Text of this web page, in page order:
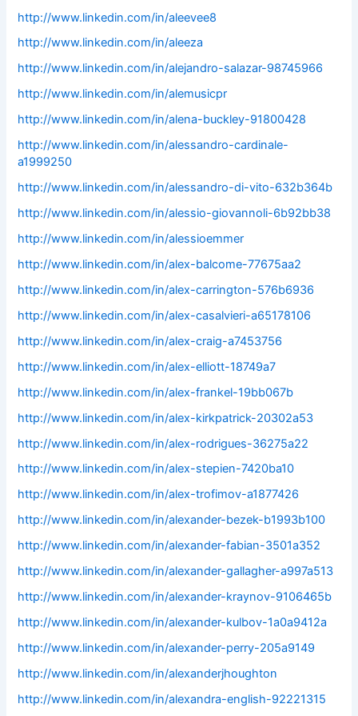
http://www.linkedin.com/in/aleevee8
http://www.linkedin.com/in/aleeza
http://www.linkedin.com/in/alejandro-salazar-98745966
http://www.linkedin.com/in/alemusicpr
http://www.linkedin.com/in/alena-buckley-91800428
http://www.linkedin.com/in/alessandro-cardinale-
a1999250
http://www.linkedin.com/in/alessandro-di-vito-632b364b
http://www.linkedin.com/in/alessio-giovannoli-6b92bb38
http://www.linkedin.com/in/alessioemmer
http://www.linkedin.com/in/alex-balcome-77675aa2
http://www.linkedin.com/in/alex-carrington-576b6936
http://www.linkedin.com/in/alex-casalvieri-a65178106
http://www.linkedin.com/in/alex-craig-a7453756
http://www.linkedin.com/in/alex-elliott-18749a7
http://www.linkedin.com/in/alex-frankel-19bb067b
http://www.linkedin.com/in/alex-kirkpatrick-20302a53
http://www.linkedin.com/in/alex-rodrigues-36275a22
http://www.linkedin.com/in/alex-stepien-7420ba10
http://www.linkedin.com/in/alex-trofimov-a1877426
http://www.linkedin.com/in/alexander-bezek-b1993b100
http://www.linkedin.com/in/alexander-fabian-3501a352
http://www.linkedin.com/in/alexander-gallagher-a997a513
http://www.linkedin.com/in/alexander-kraynov-9106465b
http://www.linkedin.com/in/alexander-kulbov-1a0a9412a
http://www.linkedin.com/in/alexander-perry-205a9149
http://www.linkedin.com/in/alexanderjhoughton
http://www.linkedin.com/in/alexandra-english-92221315